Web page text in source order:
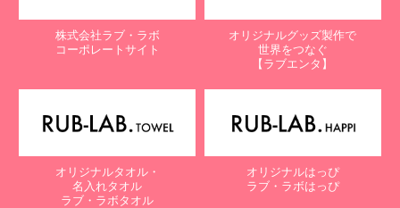
株式会社ラブ・ラボ
コーポレートサイト
オリジナルグッズ製作で
世界をつなぐ
【ラブエンタ】
オリジナルタオル・
名入れタオル
ラブ・ラボタオル
オリジナルはっぴ
ラブ・ラボはっぴ